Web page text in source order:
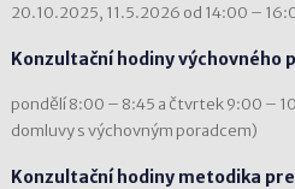
20.10.2025, 11.5.2026 od 14:00 –
Konzultační hodiny výchovného
pondělí 8:00 – 8:45 a čtvrtek 9:00 –
domluvy s výchovným poradcem)
Konzultační hodiny metodika